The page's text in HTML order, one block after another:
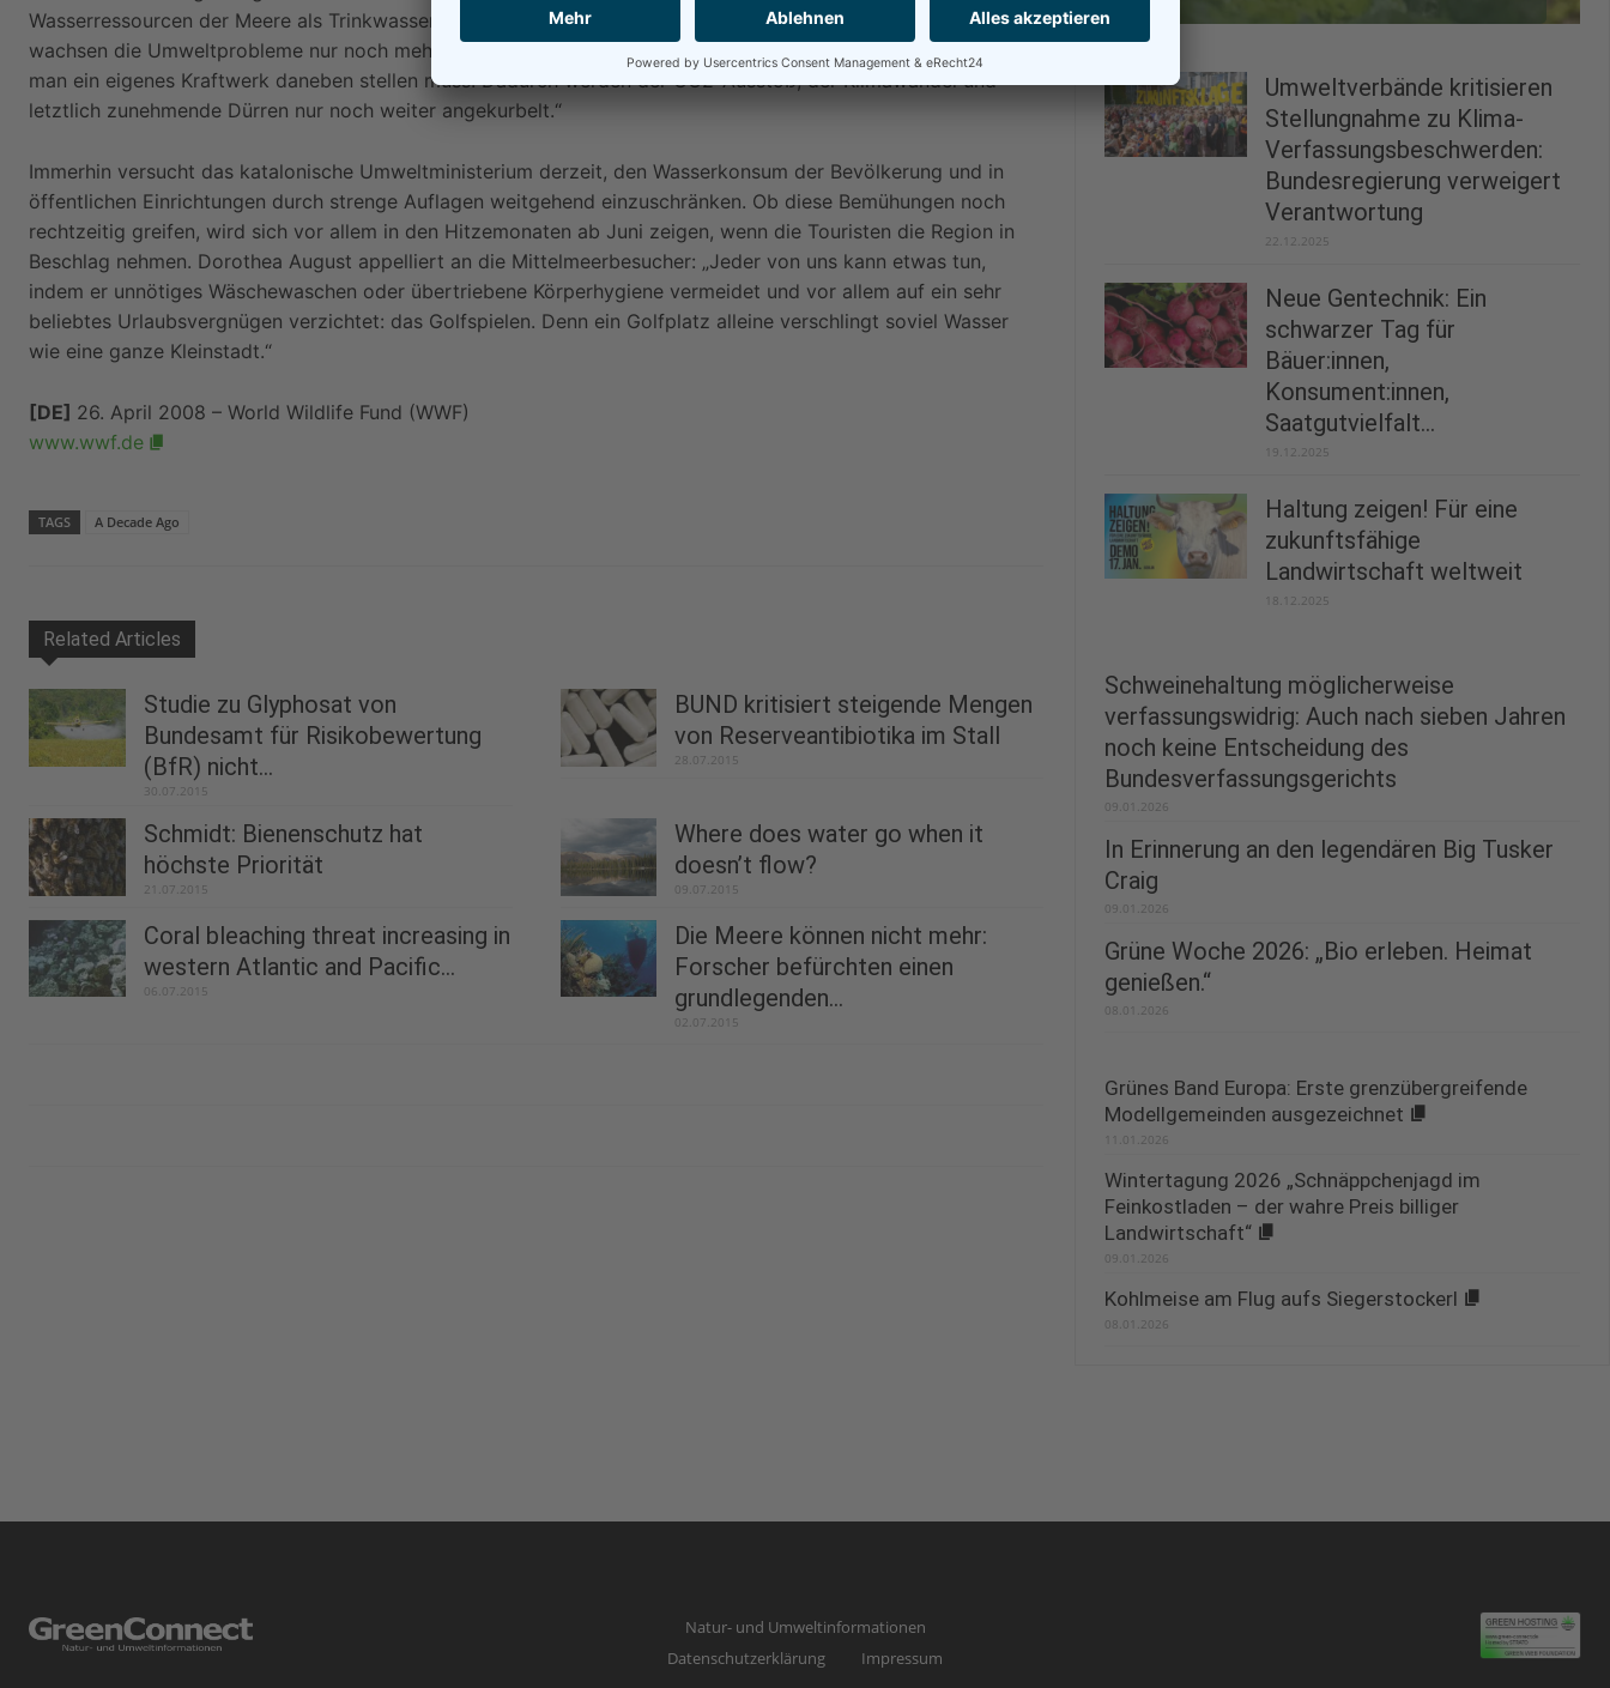
Wasserressourcen der Meere als Trinkwasser zu nutzen. Dorothea August: „Mit den Entsalzungsanlagen
wachsen die Umweltprobleme nur noch mehr in den Himmel: Große Anlagen verbrauchen soviel Energie, dass
man ein eigenes Kraftwerk daneben stellen muss. Dadurch werden der CO2-Ausstoß, der Klimawandel und
letztlich zunehmende Dürren nur noch weiter angekurbelt.“
Immerhin versucht das katalonische Umweltministerium derzeit, den Wasserkonsum der Bevölkerung und in
öffentlichen Einrichtungen durch strenge Auflagen weitgehend einzuschränken. Ob diese Bemühungen noch
rechtzeitig greifen, wird sich vor allem in den Hitzemonaten ab Juni zeigen, wenn die Touristen die Region in
Beschlag nehmen. Dorothea August appelliert an die Mittelmeerbesucher: „Jeder von uns kann etwas tun,
indem er unnötiges Wäschewaschen oder übertriebene Körperhygiene vermeidet und vor allem auf ein sehr
beliebtes Urlaubsvergnügen verzichtet: das Golfspielen. Denn ein Golfplatz alleine verschlingt soviel Wasser
wie eine ganze Kleinstadt.“
[DE] 26. April 2008 – World Wildlife Fund (WWF)
www.wwf.de
TAGS A Decade Ago
Related Articles
Studie zu Glyphosat von
Bundesamt für Risikobewertung
(BfR) nicht...
30.07.2015
BUND kritisiert steigende Mengen
von Reserveantibiotika im Stall
28.07.2015
Schmidt: Bienenschutz hat
höchste Priorität
21.07.2015
Where does water go when it
doesn’t flow?
09.07.2015
Coral bleaching threat increasing in
western Atlantic and Pacific...
06.07.2015
Die Meere können nicht mehr:
Forscher befürchten einen
grundlegenden...
02.07.2015
Umweltverbände kritisieren
Stellungnahme zu Klima-
Verfassungsbeschwerden:
Bundesregierung verweigert
Verantwortung
22.12.2025
Neue Gentechnik: Ein
schwarzer Tag für
Bäuer:innen,
Konsument:innen,
Saatgutvielfalt...
19.12.2025
Haltung zeigen! Für eine
zukunftsfähige
Landwirtschaft weltweit
18.12.2025
Schweinehaltung möglicherweise
verfassungswidrig: Auch nach sieben Jahren
noch keine Entscheidung des
Bundesverfassungsgerichts
09.01.2026
In Erinnerung an den legendären Big Tusker
Craig
09.01.2026
Grüne Woche 2026: „Bio erleben. Heimat
genießen.“
08.01.2026
Grünes Band Europa: Erste grenzübergreifende
Modellgemeinden ausgezeichnet
11.01.2026
Wintertagung 2026 „Schnäppchenjagd im
Feinkostladen – der wahre Preis billiger
Landwirtschaft“
09.01.2026
Kohlmeise am Flug aufs Siegerstockerl
08.01.2026
Natur- und Umweltinformationen
Datenschutzerklärung
Impressum